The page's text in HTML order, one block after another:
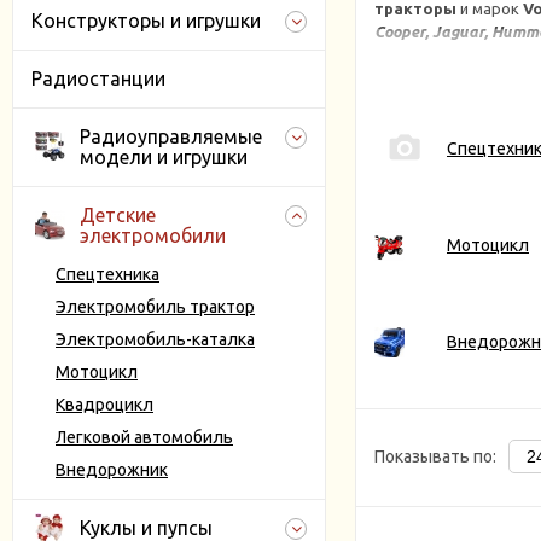
Конструкторы и игрушки
Радиостанции
Радиоуправляемые
модели и игрушки
Детские
электромобили
Спецтехника
Электромобиль трактор
Электромобиль-каталка
Мотоцикл
Квадроцикл
Легковой автомобиль
Внедорожник
Куклы и пупсы
тракторы и марок
Cooper, Jaguar,
Детские
звуковые и
Колеса на многих
Имеют
Наличие
Отличаются
Мотоцикл
Показывать по: